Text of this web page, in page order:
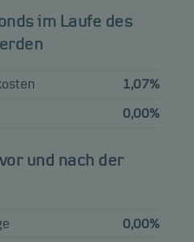
im Laufe des
1,07%
0,00%
und nach der
0,00%